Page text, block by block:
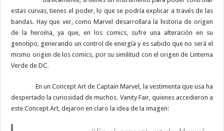
estas curvas, tienes el poder, lo que se podría explicar a través de las
bandas. Hay que ver, como Marvel desarrollara la historia de origen
de la heroína, ya que, en los comics, sufre una alteración en su
genotipo, generando un control de energía y es sabido que no será el
mismo origen de los comics, por su similitud con el origen de Linterna
Verde de DC.
En un Concept Art de Captain Marvel, la vestimenta que usa ha
despertado la curiosidad de muchos. Vanity Fair, quienes accedieron a
este Concept Art, dejaron en claro la idea de la imagen: